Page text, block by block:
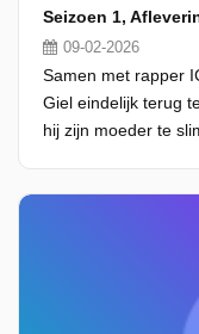
Seizoen 1,
09-02-2026
Samen met rapper
Giel eindelijk terug
hij zijn moeder te